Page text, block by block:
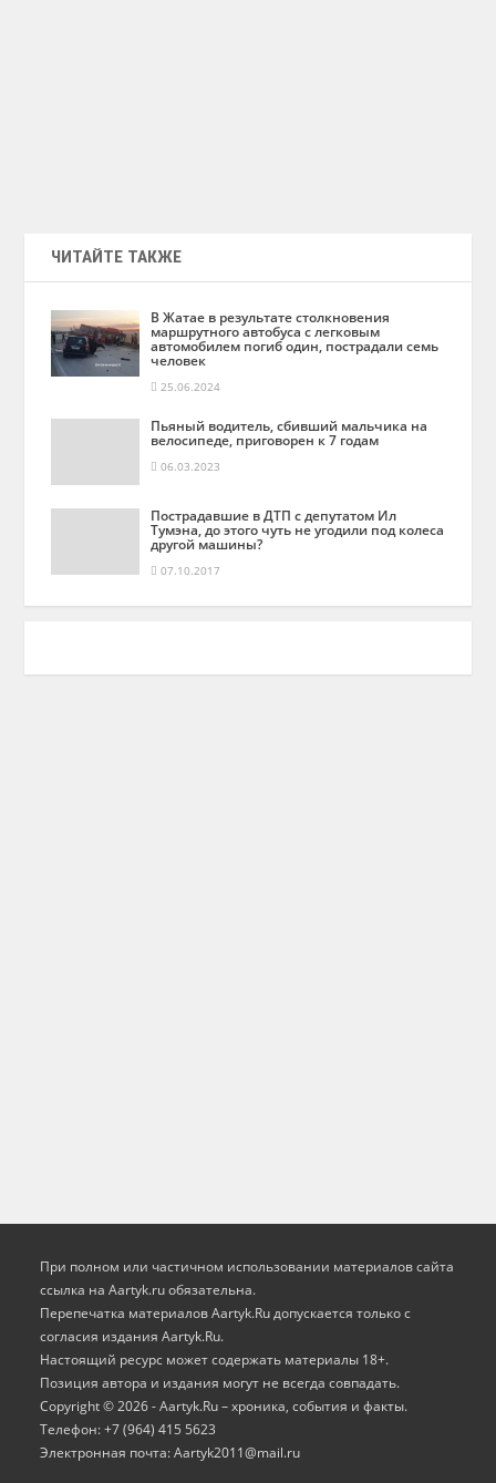
ЧИТАЙТЕ ТАКЖЕ
В Жатае в результате столкновения
маршрутного автобуса с легковым
автомобилем погиб один, пострадали семь
человек
25.06.2024
Пьяный водитель, сбивший мальчика на
велосипеде, приговорен к 7 годам
06.03.2023
Пострадавшие в ДТП с депутатом Ил
Тумэна, до этого чуть не угодили под колеса
другой машины?
07.10.2017
При полном или частичном использовании материалов сайта
ссылка на Aartyk.ru oбязательна.
Перепечатка материалов Aartyk.Ru допускается только с
согласия издания Aartyk.Ru.
Настоящий ресурс может содержать материалы 18+.
Позиция автора и издания могут не всегда совпадать.
Copyright © 2026 - Aartyk.Ru – хроника, события и факты.
Телефон: +7 (964) 415 5623
Электронная почта: Aartyk2011@mail.ru